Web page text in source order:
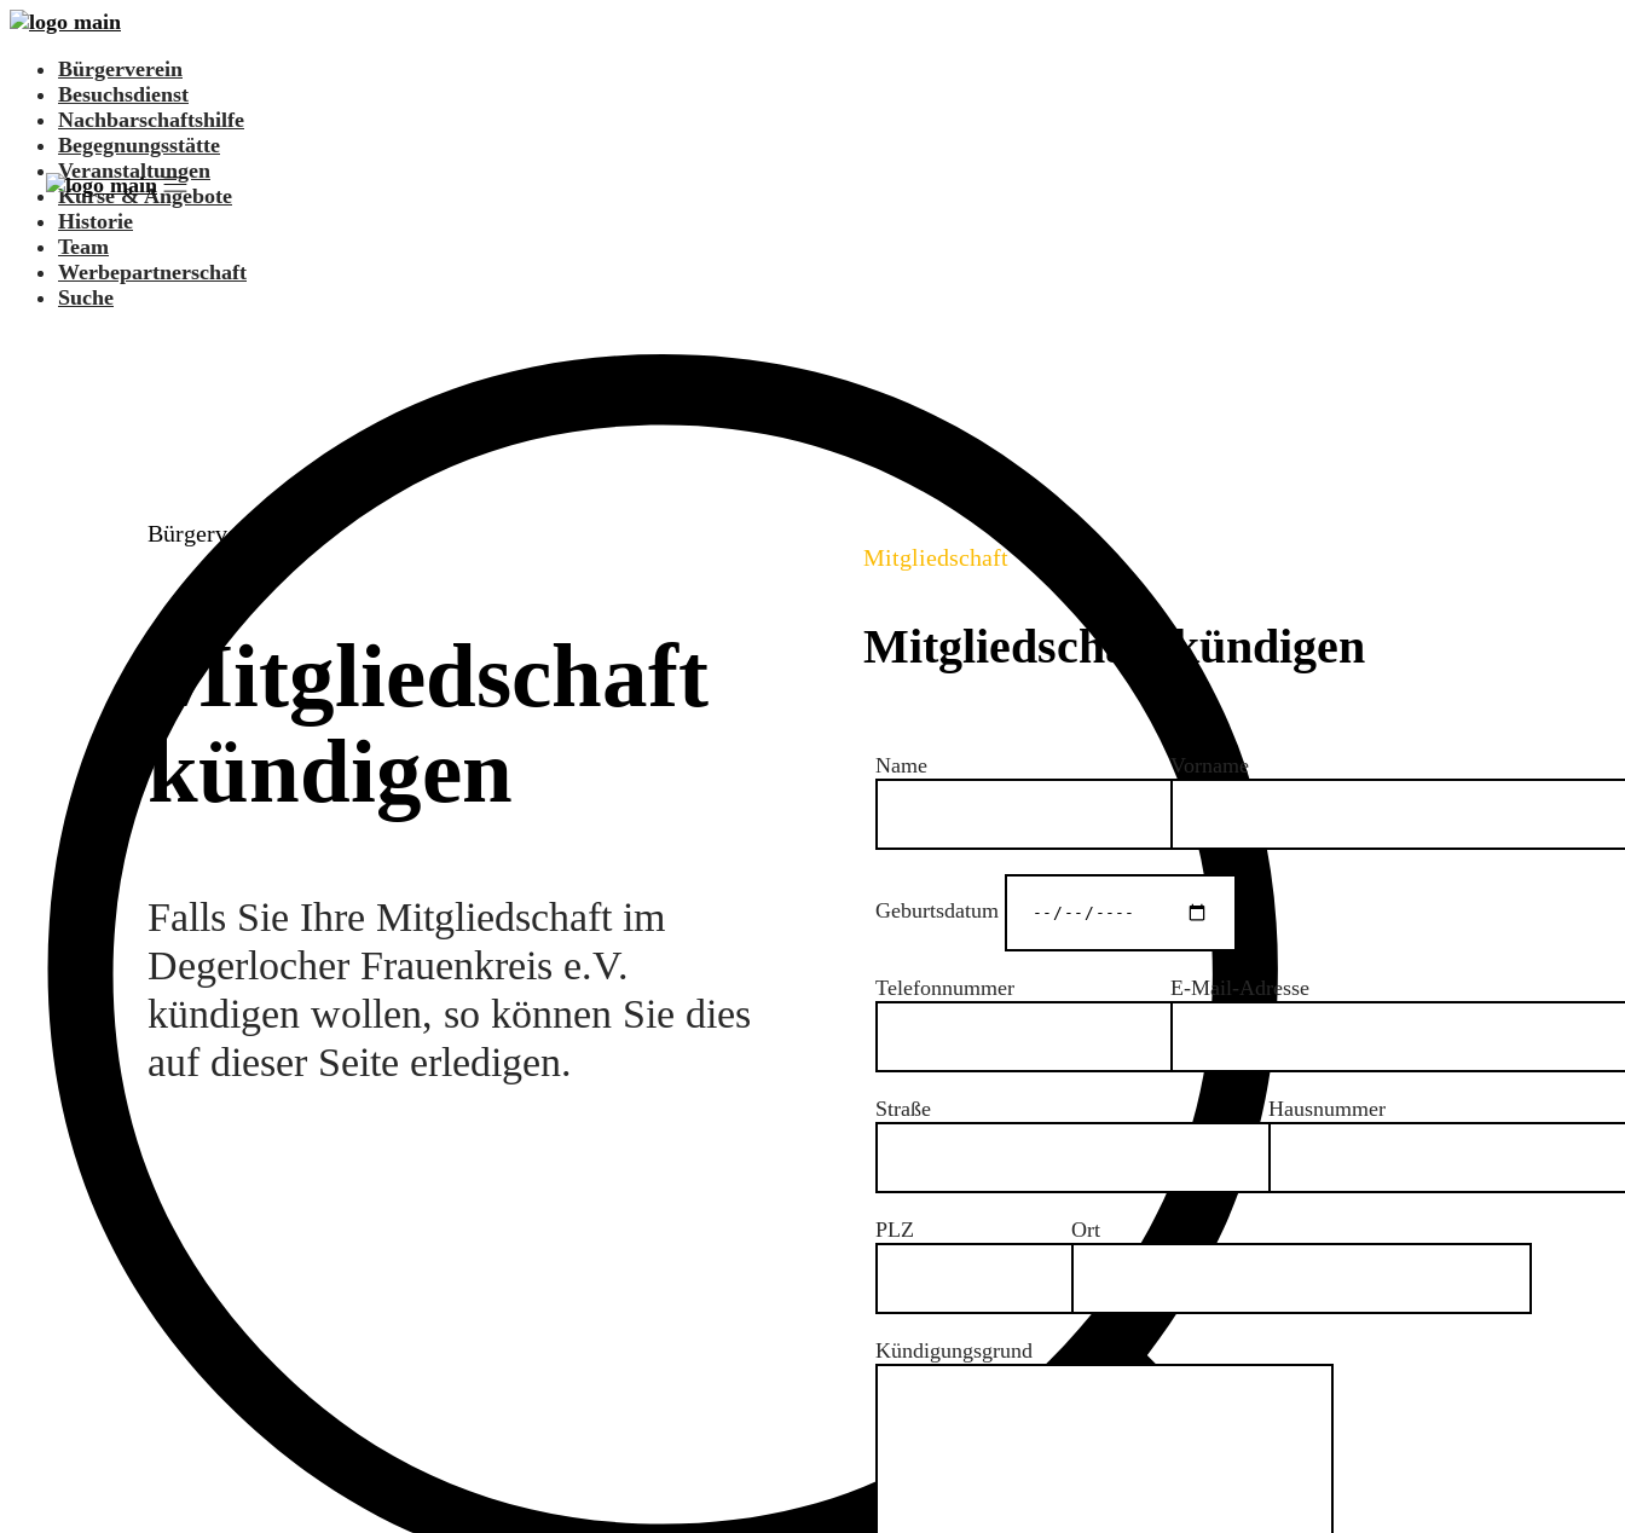
Bürgerverein
Besuchsdienst
Nachbarschaftshilfe
Begegnungsstätte
Veranstaltungen
Kurse & Angebote
Historie
Team
Werbepartnerschaft
Suche
Bürgerverein
Mitgliedschaft
kündigen
Falls Sie Ihre Mitgliedschaft im
Degerlocher Frauenkreis e.V.
kündigen wollen, so können Sie dies
auf dieser Seite erledigen.
Mitgliedschaft
Mitgliedschaft kündigen
Name Vorname
Geburtsdatum
Telefonnummer E-Mail-Adresse
Straße Hausnummer
PLZ Ort
Kündigungsgrund